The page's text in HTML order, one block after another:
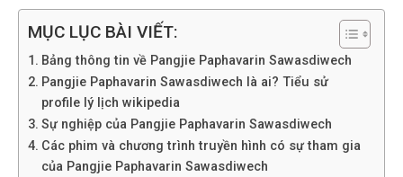
MỤC LỤC BÀI VIẾT:
Bảng thông tin về Pangjie Paphavarin Sawasdiwech
Pangjie Paphavarin Sawasdiwech là ai? Tiểu sử
profile lý lịch wikipedia
Sự nghiệp của Pangjie Paphavarin Sawasdiwech
Các phim và chương trình truyền hình có sự tham gia
của Pangjie Paphavarin Sawasdiwech